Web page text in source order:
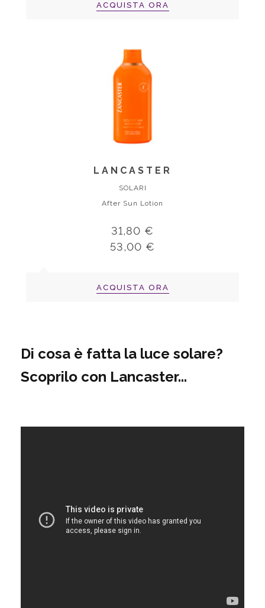
ACQUISTA ORA
LANCASTER
SOLARI
After Sun Lotion
31,80 €
53,00 €
ACQUISTA ORA
Di cosa è fatta la luce solare?
Scoprilo con Lancaster...